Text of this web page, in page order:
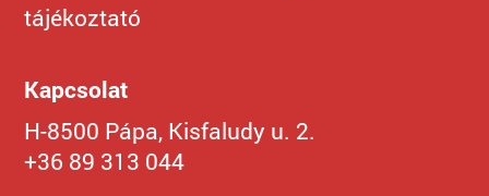
tájékoztató
Kapcsolat
H-8500 Pápa, Kisfaludy u. 2.
+36 89 313 044